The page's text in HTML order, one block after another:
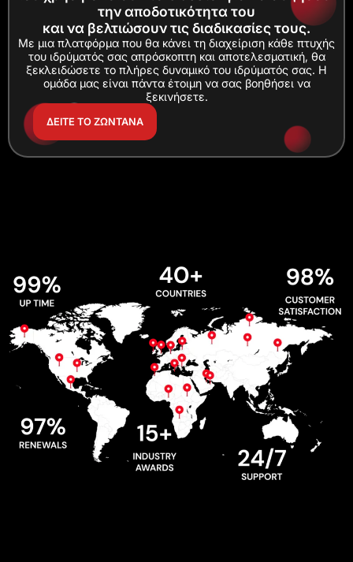
την αποδοτικότητα του
και να βελτιώσουν τις διαδικασίες τους.
Με μια πλατφόρμα που θα κάνει τη διαχείριση κάθε πτυχής
του ιδρύματός σας απρόσκοπτη και αποτελεσματική, θα
ξεκλειδώσετε το πλήρες δυναμικό του ιδρύματός σας. Η
ομάδα μας είναι πάντα έτοιμη να σας βοηθήσει να
ξεκινήσετε.
ΔΕΙΤΕ ΤΟ ΖΩΝΤΑΝΑ